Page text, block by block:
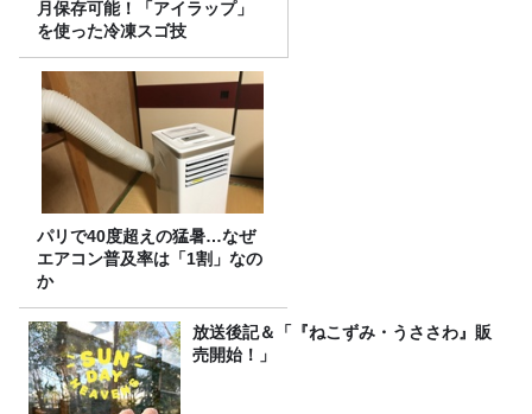
月保存可能！「アイラップ」
を使った冷凍スゴ技
パリで40度超えの猛暑…なぜ
エアコン普及率は「1割」なの
か
放送後記＆「『ねこずみ・うささわ』販
売開始！」